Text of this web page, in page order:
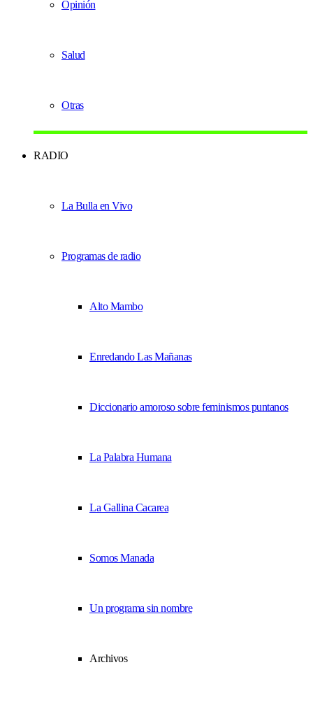
Opinión
Salud
Otras
RADIO
La Bulla en Vivo
Programas de radio
Alto Mambo
Enredando Las Mañanas
Diccionario amoroso sobre feminismos puntanos
La Palabra Humana
La Gallina Cacarea
Somos Manada
Un programa sin nombre
Archivos